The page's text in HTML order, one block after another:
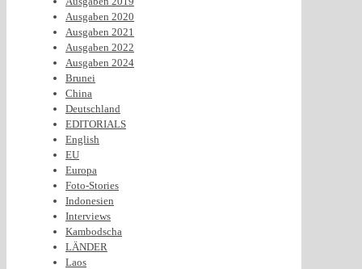
Ausgaben 2020
Ausgaben 2021
Ausgaben 2022
Ausgaben 2024
Brunei
China
Deutschland
EDITORIALS
English
EU
Europa
Foto-Stories
Indonesien
Interviews
Kambodscha
LÄNDER
Laos